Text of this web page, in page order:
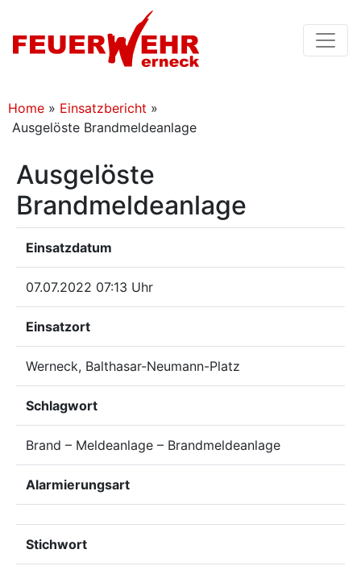
Home » Einsatzbericht »
Ausgelöste Brandmeldeanlage
Ausgelöste
Brandmeldeanlage
Einsatzdatum
07.07.2022 07:13 Uhr
Einsatzort
Werneck, Balthasar-Neumann-Platz
Schlagwort
Brand – Meldeanlage – Brandmeldeanlage
Alarmierungsart
Stichwort